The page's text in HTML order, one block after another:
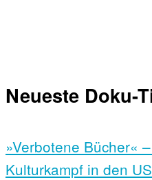
Neueste Doku-
»Verbotene Bücher«
Kulturkampf in den